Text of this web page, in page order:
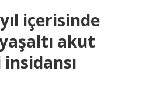
içerisinde
akut